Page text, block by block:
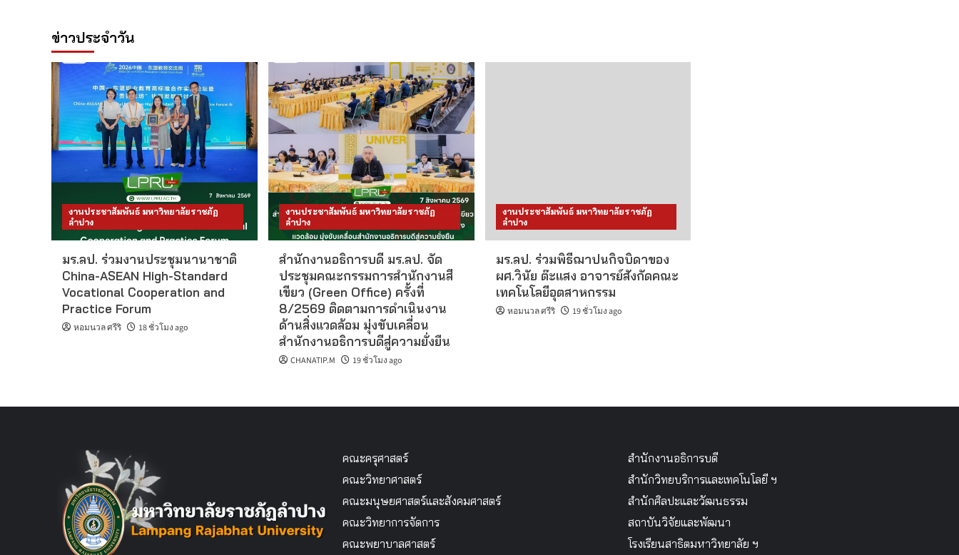
ข่าวประจำวัน
งานประชาสัมพันธ์ มหาวิทยาลัยราชภัฏ
ลำปาง
มร.ลป. ร่วมงานประชุมนานาชาติ
China-ASEAN High-Standard
Vocational Cooperation and
Practice Forum
หอมนวล ศรีริ 18 ชั่วโมง ago
งานประชาสัมพันธ์ มหาวิทยาลัยราชภัฏ
ลำปาง
สำนักงานอธิการบดี มร.ลป. จัด
ประชุมคณะกรรมการสำนักงานสี
เขียว (Green Office) ครั้งที่
8/2569 ติดตามการดำเนินงาน
ด้านสิ่งแวดล้อม มุ่งขับเคลื่อน
สำนักงานอธิการบดีสู่ความยั่งยืน
CHANATIP.M 19 ชั่วโมง ago
งานประชาสัมพันธ์ มหาวิทยาลัยราชภัฏ
ลำปาง
มร.ลป. ร่วมพิธีฌาปนกิจบิดาของ
ผศ.วินัย ต๊ะแสง อาจารย์สังกัดคณะ
เทคโนโลยีอุตสาหกรรม
หอมนวล ศรีริ 19 ชั่วโมง ago
คณะครุศาสตร์
คณะวิทยาศาสตร์
คณะมนุษยศาสตร์และสังคมศาสตร์
คณะวิทยาการจัดการ
คณะพยาบาลศาสตร์
สำนักงานอธิการบดี
สำนักวิทยบริการและเทคโนโลยี ฯ
สำนักศิลปะและวัฒนธรรม
สถาบันวิจัยและพัฒนา
โรงเรียนสาธิตมหาวิทยาลัย ฯ